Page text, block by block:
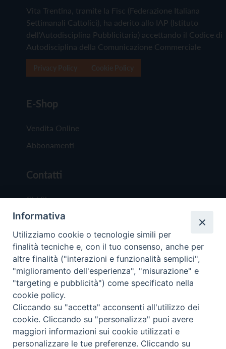
Vita Trentina, tramite la Fisc (Federazione Italiana
Settimanali Cattolici), ha aderito allo IAP (Istituto
dell'Autodisciplina Pubblicitaria) accettando il Codice di
Autodisciplina della Comunicazione Commerciale
E-Shop
Vendita Online
Abbonamenti
Contatti
Chi Siamo
Redazione
Scrivici
Copyright © 2019 - Tutti i diritti riservati - Vita
Trentina Editrice
Privacy Policy
Informativa
Utilizziamo cookie o tecnologie simili per
finalità tecniche e, con il tuo consenso, anche per
altre finalità ("interazioni e funzionalità semplici",
"miglioramento dell'esperienza", "misurazione" e
"targeting e pubblicità") come specificato nella
cookie policy.
Cliccando su "accetta" acconsenti all'utilizzo dei
cookie. Cliccando su "personalizza" puoi avere
maggiori informazioni sui cookie utilizzati e
personalizzare le tue preferenze. Cliccando su